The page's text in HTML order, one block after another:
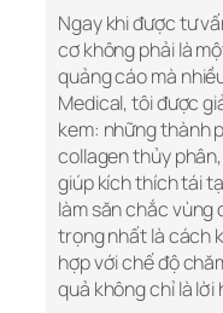
Ngay khi được tư
cơ không phải là
quảng cáo mà
Medical, tôi được
kem: những thành
collagen thủy
giúp kích thích tái
làm săn chắc vùng
trọng nhất là cách
hợp với chế độ
quả không chỉ là lời